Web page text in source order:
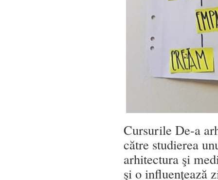
Cursurile De-a
către studierea
arhitectura şi
şi o influenţează